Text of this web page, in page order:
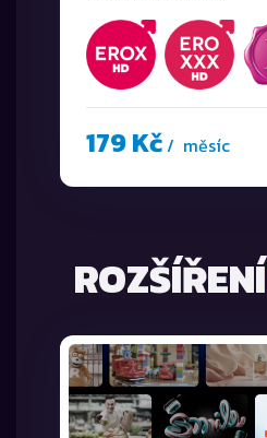
179 Kč/ měsíc
ROZŠÍŘENÍ